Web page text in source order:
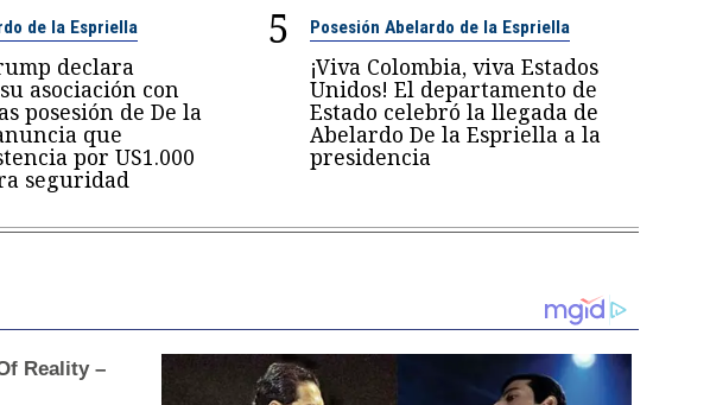
de la Espriella
declara
asociación con
posesión de De la
que
por US1.000
seguridad
5 Posesión Abelardo de la Espriella
¡Viva Colombia, viva Estados
Unidos! El departamento de
Estado celebró la llegada de
Abelardo De la Espriella a la
presidencia